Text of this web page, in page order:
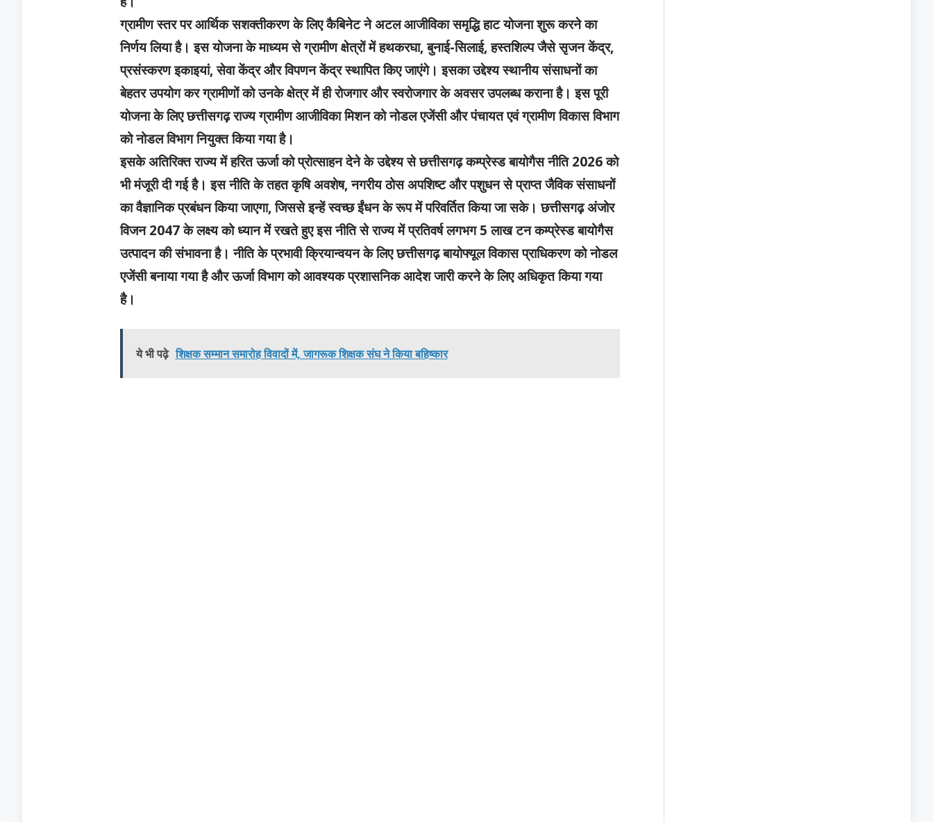
ग्रामीण स्तर पर आर्थिक सशक्तीकरण के लिए कैबिनेट ने अटल आजीविका समृद्धि हाट योजना शुरू करने का
निर्णय लिया है। इस योजना के माध्यम से ग्रामीण क्षेत्रों में हथकरघा, बुनाई-सिलाई, हस्तशिल्प जैसे सृजन केंद्र,
प्रसंस्करण इकाइयां, सेवा केंद्र और विपणन केंद्र स्थापित किए जाएंगे। इसका उद्देश्य स्थानीय संसाधनों का
बेहतर उपयोग कर ग्रामीणों को उनके क्षेत्र में ही रोजगार और स्वरोजगार के अवसर उपलब्ध कराना है। इस पूरी
योजना के लिए छत्तीसगढ़ राज्य ग्रामीण आजीविका मिशन को नोडल एजेंसी और पंचायत एवं ग्रामीण विकास विभाग
को नोडल विभाग नियुक्त किया गया है।
इसके अतिरिक्त राज्य में हरित ऊर्जा को प्रोत्साहन देने के उद्देश्य से छत्तीसगढ़ कम्प्रेस्ड बायोगैस नीति 2026 को
भी मंजूरी दी गई है। इस नीति के तहत कृषि अवशेष, नगरीय ठोस अपशिष्ट और पशुधन से प्राप्त जैविक संसाधनों
का वैज्ञानिक प्रबंधन किया जाएगा, जिससे इन्हें स्वच्छ ईंधन के रूप में परिवर्तित किया जा सके। छत्तीसगढ़ अंजोर
विजन 2047 के लक्ष्य को ध्यान में रखते हुए इस नीति से राज्य में प्रतिवर्ष लगभग 5 लाख टन कम्प्रेस्ड बायोगैस
उत्पादन की संभावना है। नीति के प्रभावी क्रियान्वयन के लिए छत्तीसगढ़ बायोफ्यूल विकास प्राधिकरण को नोडल
एजेंसी बनाया गया है और ऊर्जा विभाग को आवश्यक प्रशासनिक आदेश जारी करने के लिए अधिकृत किया गया
है।
ये भी पढ़े शिक्षक सम्मान समारोह विवादों में, जागरूक शिक्षक संघ ने किया बहिष्कार